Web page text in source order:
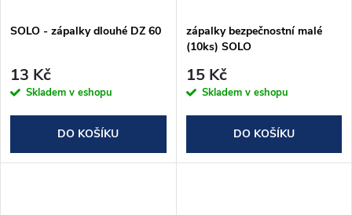
ů
SOLO - zápalky dlouhé DZ 60
13 Kč
Skladem v eshopu
DO KOŠÍKU
zápalky bezpečnostní malé
(10ks) SOLO
15 Kč
Skladem v eshopu
DO KOŠÍKU